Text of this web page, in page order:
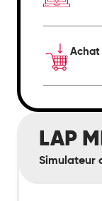
MentorLAP
Simulateur